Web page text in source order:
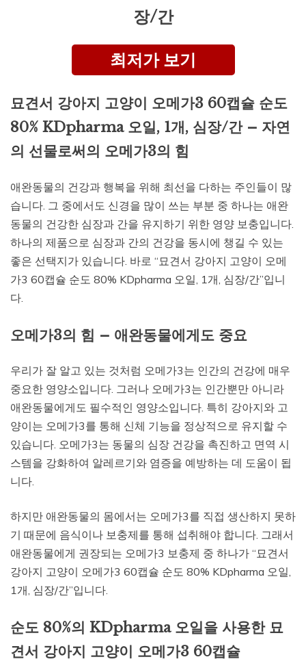
장/간
최저가 보기
묘견서 강아지 고양이 오메가3 60캡슐 순도
80% KDpharma 오일, 1개, 심장/간 – 자연
의 선물로써의 오메가3의 힘
애완동물의 건강과 행복을 위해 최선을 다하는 주인들이 많
습니다. 그 중에서도 신경을 많이 쓰는 부분 중 하나는 애완
동물의 건강한 심장과 간을 유지하기 위한 영양 보충입니다.
하나의 제품으로 심장과 간의 건강을 동시에 챙길 수 있는
좋은 선택지가 있습니다. 바로 “묘견서 강아지 고양이 오메
가3 60캡슐 순도 80% KDpharma 오일, 1개, 심장/간”입니
다.
오메가3의 힘 – 애완동물에게도 중요
우리가 잘 알고 있는 것처럼 오메가3는 인간의 건강에 매우
중요한 영양소입니다. 그러나 오메가3는 인간뿐만 아니라
애완동물에게도 필수적인 영양소입니다. 특히 강아지와 고
양이는 오메가3를 통해 신체 기능을 정상적으로 유지할 수
있습니다. 오메가3는 동물의 심장 건강을 촉진하고 면역 시
스템을 강화하여 알레르기와 염증을 예방하는 데 도움이 됩
니다.
하지만 애완동물의 몸에서는 오메가3를 직접 생산하지 못하
기 때문에 음식이나 보충제를 통해 섭취해야 합니다. 그래서
애완동물에게 권장되는 오메가3 보충제 중 하나가 “묘견서
강아지 고양이 오메가3 60캡슐 순도 80% KDpharma 오일,
1개, 심장/간”입니다.
순도 80%의 KDpharma 오일을 사용한 묘
견서 강아지 고양이 오메가3 60캡슐